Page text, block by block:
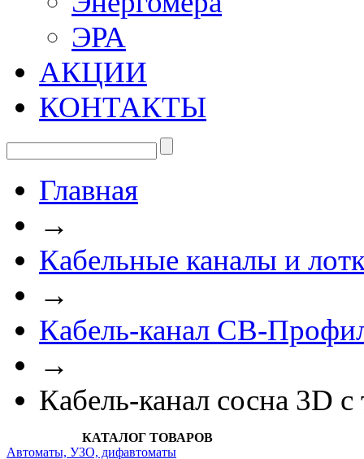
ЭРА
АКЦИИ
КОНТАКТЫ
Главная
→
Кабельные каналы и
→
Кабель-канал СВ-
→
Кабель-канал сосна 3D с
КАТАЛОГ ТОВАРОВ
Автоматы, УЗО, дифавтоматы